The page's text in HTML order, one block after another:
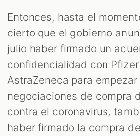
Entonces, hasta el
cierto que el gobierno
julio haber firmado un
confidencialidad con
AstraZeneca para empezar
negociaciones de compra
contra el coronavirus,
haber firmado la compra